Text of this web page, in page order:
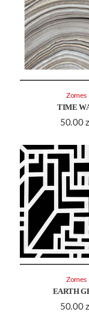
TIME
50.00
Zomes
EARTH
50.00
Zomes